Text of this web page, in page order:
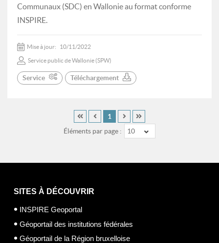
Communaux (SDC) en Wallonie au format conforme
INSPIRE.
Mise à jour: 10/11/2022
Service public de Wallonie (SPW)
Service Téléchargement
Éléments par page : 10
1
SITES À DÉCOUVRIR
INSPIRE Geoportal
Géoportail des institutions fédérales
Géoportail de la Région bruxelloise